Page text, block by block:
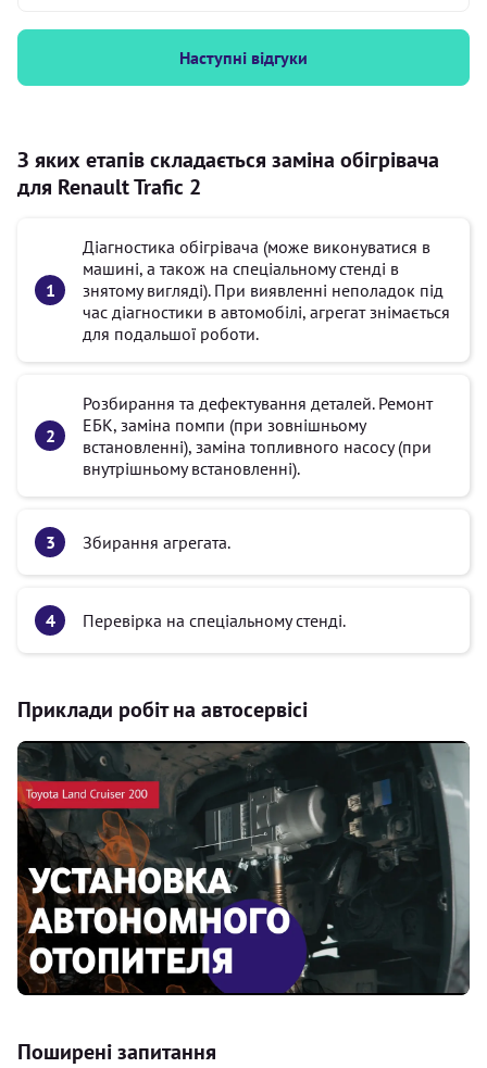
Наступні відгуки
З яких етапів складається заміна обігрівача
для Renault Trafic 2
Діагностика обігрівача (може виконуватися в
машині, а також на спеціальному стенді в
знятому вигляді). При виявленні неполадок під
час діагностики в автомобілі, агрегат знімається
для подальшої роботи.
Розбирання та дефектування деталей. Ремонт
ЕБК, заміна помпи (при зовнішньому
встановленні), заміна топливного насосу (при
внутрішньому встановленні).
Збирання агрегата.
Перевірка на спеціальному стенді.
Приклади робіт на автосервісі
Поширені запитання